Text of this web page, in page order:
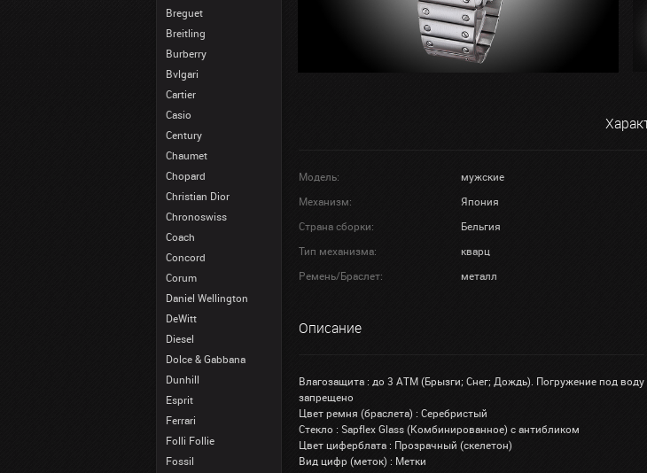
Breguet
Breitling
Burberry
Bvlgari
Cartier
Casio
Century
Chaumet
Chopard
Christian Dior
Chronoswiss
Coach
Concord
Corum
Daniel Wellington
DeWitt
Diesel
Dolce & Gabbana
Dunhill
Esprit
Ferrari
Folli Follie
Fossil
Модель: мужские
Механизм:
Япония
Страна сборки:
Бельгия
Тип механизма:
кварц
Ремень/Браслет:
металл
Описание
Влагозащита : до 3 АТМ (Брызги; Снег; Дождь). Погружение под воду
запрещено
Цвет ремня (браслета) : Серебристый
Стекло : Sapflex Glass (Комбинированное) с антибликом
Цвет циферблата : Прозрачный (скелетон)
Вид цифр (меток) : Метки